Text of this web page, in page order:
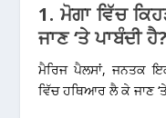
1. ਮੋਗਾ ਵਿੱਚ
ਜਾਣ ‘ਤੇ ਪਾਬੰਦੀ ਹੈ?
ਮੈਰਿਜ ਪੈਲਸਾਂ, ਜਨਤਕ
ਵਿੱਚ ਹਥਿਆਰ ਲੈ ਕੇ ਜਾਣ